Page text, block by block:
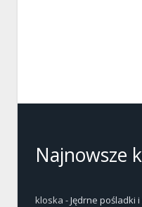
Najnowsze
kloska -Jędrne pośladki